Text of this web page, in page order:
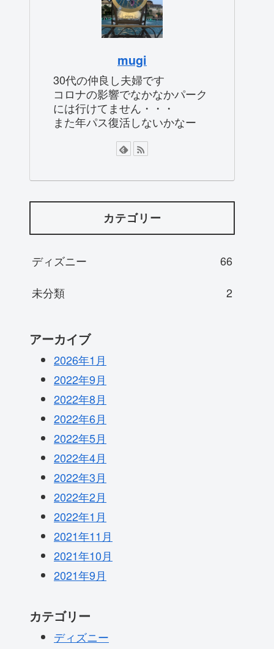
mugi
30代の仲良し夫婦です
コロナの影響でなかなかパーク
には行けてません・・・
また年パス復活しないかなー
カテゴリー
ディズニー
66
未分類
2
アーカイブ
2026年1月
2022年9月
2022年8月
2022年6月
2022年5月
2022年4月
2022年3月
2022年2月
2022年1月
2021年11月
2021年10月
2021年9月
カテゴリー
ディズニー